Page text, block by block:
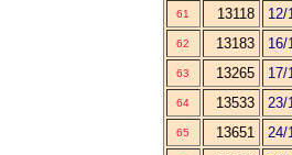
61 13118 12/
62 13183 16/
63 13265 17/
64 13533 23/
65 13651 24/